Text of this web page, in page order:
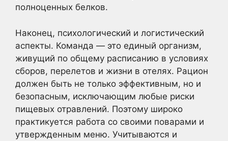
полноценных белков.
Наконец, психологический и логистический
аспекты. Команда — это единый организм,
живущий по общему расписанию в условиях
сборов, перелетов и жизни в отелях. Рацион
должен быть не только эффективным, но и
безопасным, исключающим любые риски
пищевых отравлений. Поэтому широко
практикуется работа со своими поварами и
утвержденным меню. Учитываются и